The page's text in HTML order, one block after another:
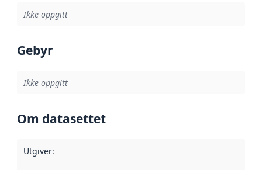
Ikke oppgitt
Gebyr
Ikke oppgitt
Om datasettet
Utgiver: